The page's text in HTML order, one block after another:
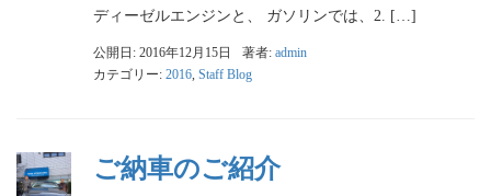
ディーゼルエンジンと、 ガソリンでは、2. […]
公開日: 2016年12月15日 著者: admin
カテゴリー: 2016 Staff Blog
ご納車のご紹介